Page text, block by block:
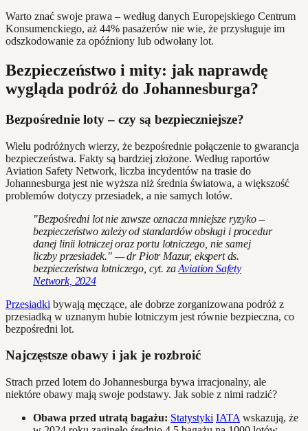
Warto znać swoje prawa – według danych Europejskiego Centrum
Konsumenckiego, aż 44% pasażerów nie wie, że przysługuje im
odszkodowanie za opóźniony lub odwołany lot.
Bezpieczeństwo i mity: jak naprawdę
wygląda podróż do Johannesburga?
Bezpośrednie loty – czy są bezpieczniejsze?
Wielu podróżnych wierzy, że bezpośrednie połączenie to gwarancja
bezpieczeństwa. Fakty są bardziej złożone. Według raportów
Aviation Safety Network, liczba incydentów na trasie do
Johannesburga jest nie wyższa niż średnia światowa, a większość
problemów dotyczy przesiadek, a nie samych lotów.
"Bezpośredni lot nie zawsze oznacza mniejsze ryzyko –
bezpieczeństwo zależy od standardów obsługi i procedur
danej linii lotniczej oraz portu lotniczego, nie samej
liczby przesiadek." — dr Piotr Mazur, ekspert ds.
bezpieczeństwa lotniczego, cyt. zaAviation Safety
Network, 2024
Przesiadki bywają męczące, ale dobrze zorganizowana podróż z
przesiadką w uznanym hubie lotniczym jest równie bezpieczna, co
bezpośredni lot.
Najczęstsze obawy i jak je rozbroić
Strach przed lotem do Johannesburga bywa irracjonalny, ale
niektóre obawy mają swoje podstawy. Jak sobie z nimi radzić?
Obawa przed utratą bagażu: Statystyki IATA wskazują, że